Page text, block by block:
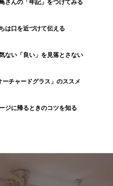
さんの「年記」をつけてみる
は口を近づけて伝える
ない「良い」を見落とさない
ーチャードグラス」のススメ
ジに帰るときのコツを知る